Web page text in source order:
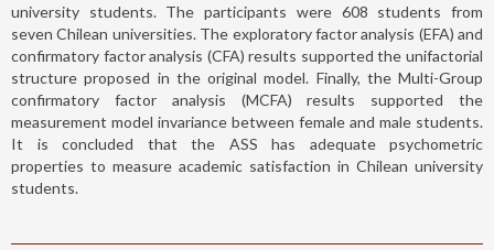
university students. The participants were 608 students from
seven Chilean universities. The exploratory factor analysis (EFA) and
confirmatory factor analysis (CFA) results supported the unifactorial
structure proposed in the original model. Finally, the Multi-Group
confirmatory factor analysis (MCFA) results supported the
measurement model invariance between female and male students.
It is concluded that the ASS has adequate psychometric
properties to measure academic satisfaction in Chilean university
students.